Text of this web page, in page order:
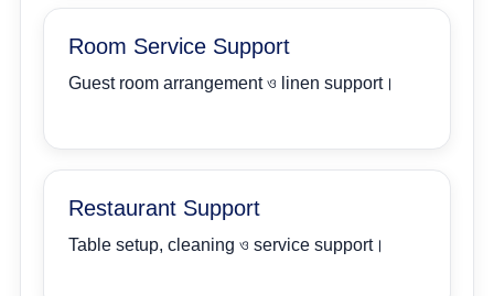
Room Service Support
Guest room arrangement ও linen support।
Restaurant Support
Table setup, cleaning ও service support।